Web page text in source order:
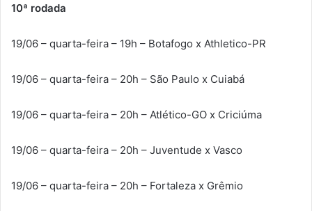
10ª rodada
19/06 – quarta-feira – 19h – Botafogo x Athletico-PR
19/06 – quarta-feira – 20h – São Paulo x Cuiabá
19/06 – quarta-feira – 20h – Atlético-GO x Criciúma
19/06 – quarta-feira – 20h – Juventude x Vasco
19/06 – quarta-feira – 20h – Fortaleza x Grêmio